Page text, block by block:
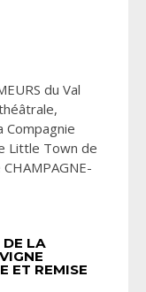
du Val
Compagnie
Little Town de
DE LA
ET REMISE